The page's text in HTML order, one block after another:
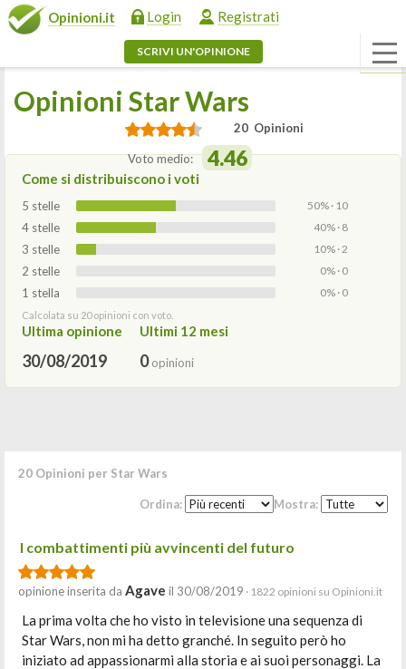
Opinioni.it Login Registrati
SCRIVI UN'OPINIONE
Opinioni Star Wars
20 Opinioni
Voto medio: 4.46
Come si distribuiscono i voti
5 stelle 50% · 10
4 stelle 40% · 8
3 stelle 10% · 2
2 stelle 0% · 0
1 stella 0% · 0
Calcolata su 20 opinioni con voto.
Ultima opinione
30/08/2019
Ultimi 12 mesi
0opinioni
20 Opinioni per Star Wars
Ordina: Mostra:
I combattimenti più avvincenti del futuro
opinione inserita da Agave il 30/08/2019 · 1822 opinioni su Opinioni.it
La prima volta che ho visto in televisione una sequenza di
Star Wars, non mi ha detto granché. In seguito però ho
iniziato ad appassionarmi alla storia e ai suoi personaggi. La